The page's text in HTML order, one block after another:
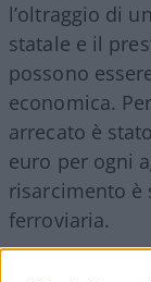
l’oltraggio di
statale e il
possono
economica.
arrecato è
euro per ogni
risarcimento è
ferroviaria.